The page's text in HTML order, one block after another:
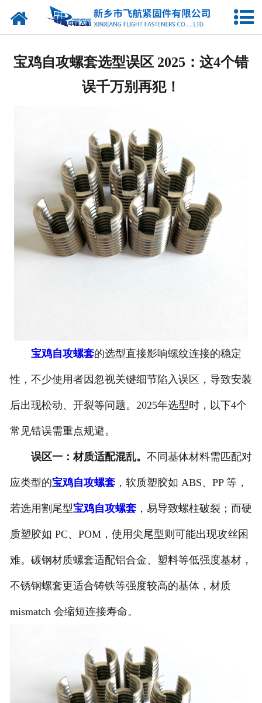
网站首页
联系我们
宝鸡自攻螺套选型误区 2025：这4个错
误千万别再犯！
宝鸡自攻螺套的选型直接影响螺纹连接的稳定
性，不少使用者因忽视关键细节陷入误区，导致安装
后出现松动、开裂等问题。2025年选型时，以下4个
常见错误需重点规避。
误区一：材质适配混乱。 不同基体材料需匹配对
应类型的宝鸡自攻螺套，软质塑胶如 ABS、PP 等，
若选用割尾型宝鸡自攻螺套，易导致螺柱破裂；而硬
质塑胶如 PC、POM，使用尖尾型则可能出现攻丝困
难。碳钢材质螺套适配铝合金、塑料等低强度基材，
不锈钢螺套更适合铸铁等强度较高的基体，材质
mismatch 会缩短连接寿命。